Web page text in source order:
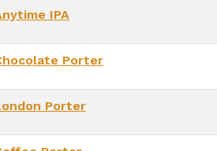
IPA
Porter
Porter